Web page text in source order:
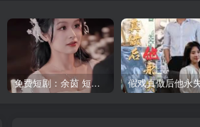
免费短剧：余茵 短剧 16部合集